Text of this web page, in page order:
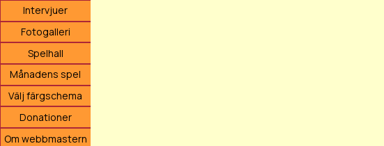
Intervjuer
Fotogalleri
Spelhall
Månadens spel
Välj färgschema
Donationer
Om webbmastern